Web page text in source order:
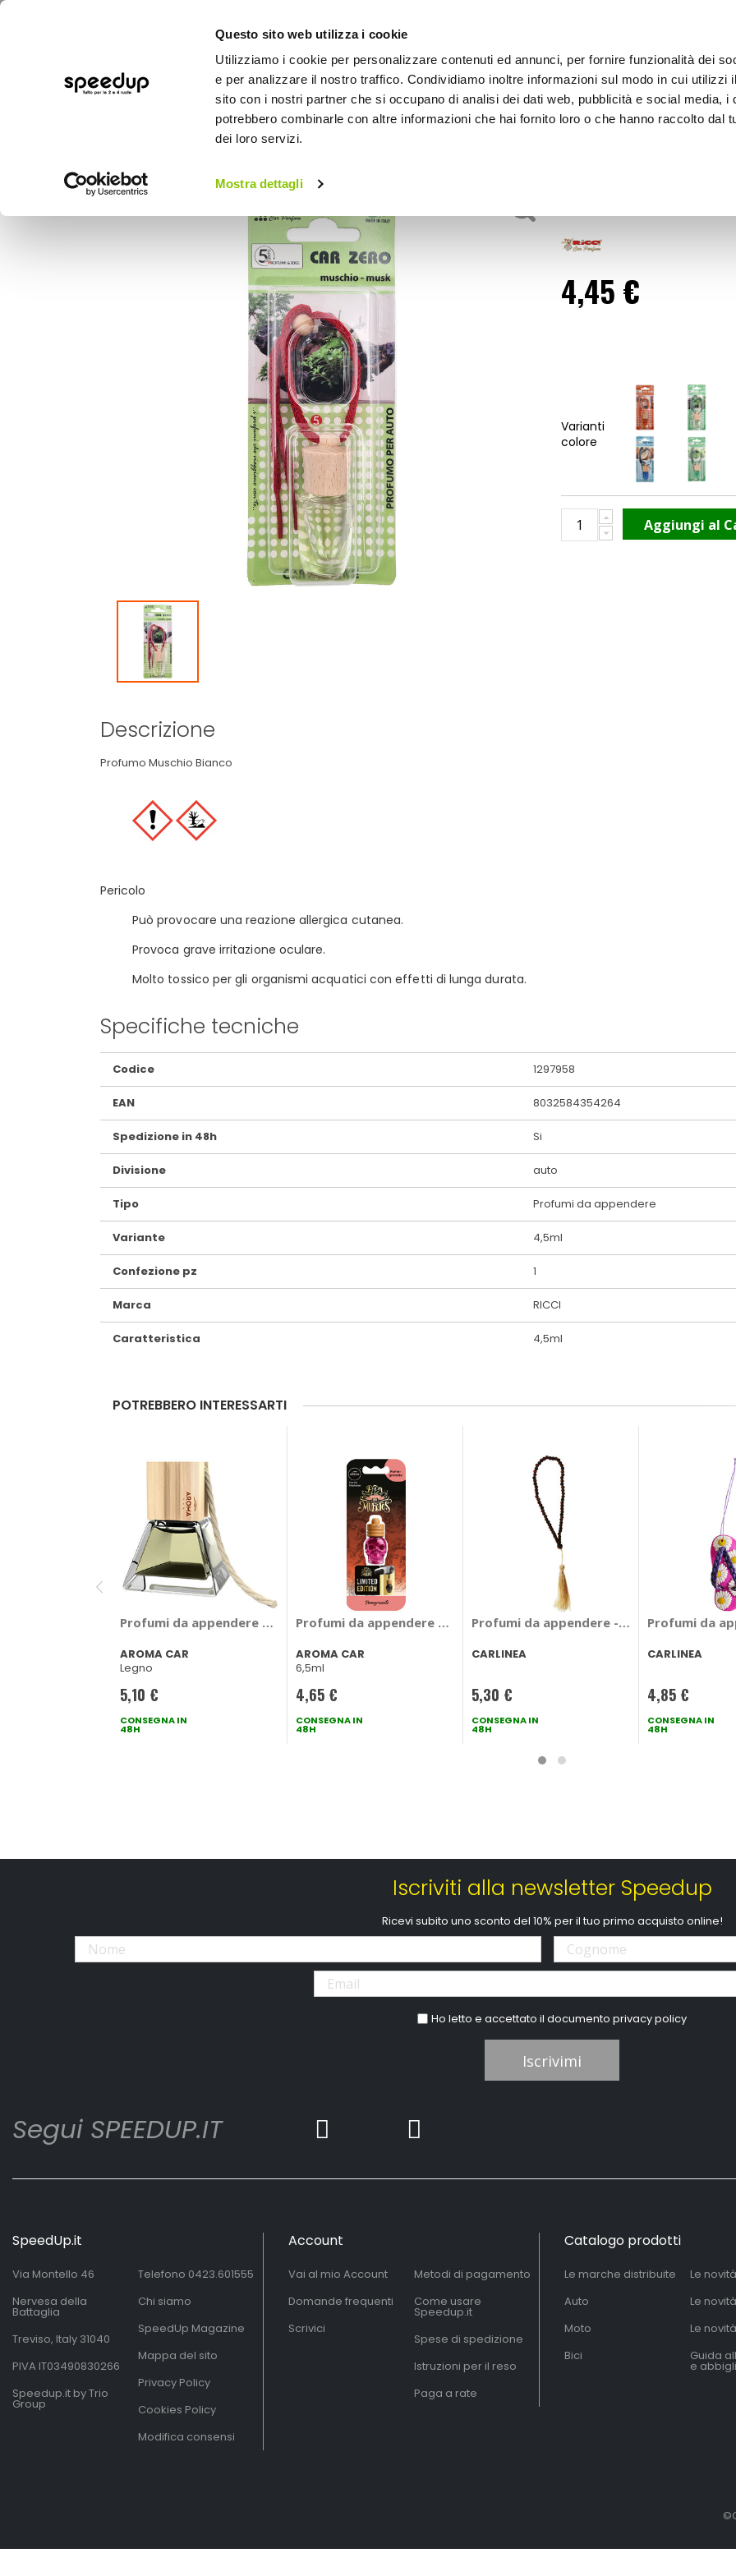
Questo sito web utilizza i cookie
Utilizziamo i cookie per personalizzare contenuti ed annunci, per fornire funzionalità dei
e per analizzare il nostro traffico. Condividiamo inoltre informazioni sul modo in cui utilizzi
sito con i nostri partner che si occupano di analisi dei dati web, pubblicità e social media, i
potrebbero combinarle con altre informazioni che hai fornito loro o che hanno raccolto dal
dei loro servizi.
Mostra dettagli
BICI OUTDOOR
Home
4,45 €
Varianti
colore
Aggiungi al
Descrizione
Profumo Muschio Bianco
Pericolo
Può provocare una reazione allergica cutanea.
Provoca grave irritazione oculare.
Molto tossico per gli organismi acquatici con effetti di lunga durata.
Specifiche tecniche
Maggiori
Informazioni
Codice 1297958
EAN 8032584354264
Spedizione in 48h Si
Divisione auto
Tipo Profumi da appendere
Variante 4,5ml
Confezione pz 1
Marca RICCI
Caratteristica 4,5ml
POTREBBERO INTERESSARTI
Profumi da appendere PRESTIGE WOOD Gold - AROMA CAR
AROMA CAR
Legno
5,10 €
CONSEGNA IN
48H
Profumi da appendere Dia De Los Muertos Pomegranate - AROMA CAR
AROMA CAR
6,5ml
4,65 €
CONSEGNA IN
48H
Profumi da appendere - CARLINEA
CARLINEA
5,30 €
CONSEGNA IN
48H
Profumi da
CARLINEA
4,85 €
CONSEGNA IN
48H
Iscriviti alla newsletter Speedup
Ricevi subito uno sconto del 10% per il tuo primo acquisto online!
Ho letto e accettato il documentoprivacy policy
Iscrivimi
Segui SPEEDUP.IT
SpeedUp.it
Via Montello 46
Nervesa della
Battaglia
Treviso, Italy 31040
PIVA IT03490830266
Speedup.it by Trio
Group
Telefono 0423.601555
Chi siamo
SpeedUp Magazine
Mappa del sito
Privacy Policy
Cookies Policy
Modifica consensi
Account
Vai al mio Account
Domande frequenti
Scrivici
Metodi di pagamento
Come usare
Speedup.it
Spese di spedizione
Istruzioni per il reso
Paga a rate
Catalogo prodotti
Le marche distribuite
Auto
Moto
Bici
Le
Le
Le
Guida
e